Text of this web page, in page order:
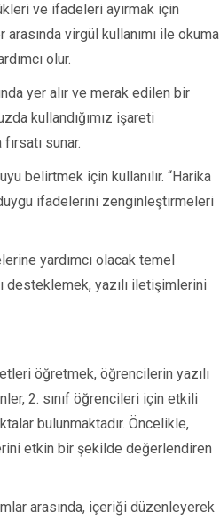
ve ifadeleri ayırmak için
arasında virgül kullanımı ile okuma
olur.
yer alır ve merak edilen bir
kullandığımız işareti
sunar.
belirtmek için kullanılır. “Harika
ifadelerini zenginleştirmeleri
yardımcı olacak temel
desteklemek, yazılı iletişimlerini
öğretmek, öğrencilerin yazılı
2. sınıf öğrencileri için etkili
bulunmaktadır. Öncelikle,
etkin bir şekilde değerlendiren
arasında, içeriği düzenleyerek